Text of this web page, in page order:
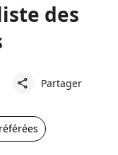
des
share Partager